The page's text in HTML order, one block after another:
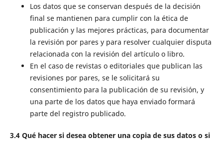
Los datos que se conservan después de la decisión
final se mantienen para cumplir con la ética de
publicación y las mejores prácticas, para documentar
la revisión por pares y para resolver cualquier disputa
relacionada con la revisión del artículo o libro.
En el caso de revistas o editoriales que publican las
revisiones por pares, se le solicitará su
consentimiento para la publicación de su revisión, y
una parte de los datos que haya enviado formará
parte del registro publicado.
3.4 Qué hacer si desea obtener una copia de sus datos o si